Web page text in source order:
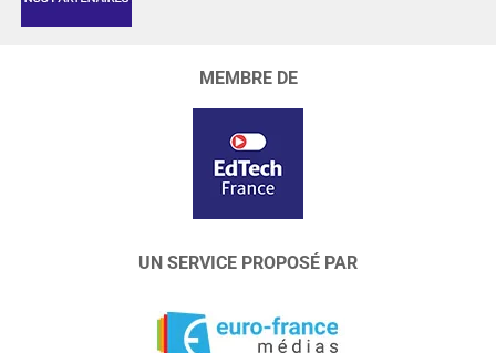
MEMBRE DE
UN SERVICE PROPOSÉ PAR